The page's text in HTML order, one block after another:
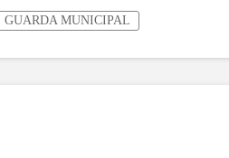
GUARDA MUNICIPAL